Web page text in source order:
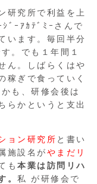
研究所で利益を上
ﾞｰｱｶﾃﾞﾐｰさんで
います。毎回半分
。でも１年間１
ん。しばらくはや
稼ぎで食っていく
も、研修会後は
らかというと支出
ョン研究所 と書い
施設名がやまだリ
も本業は訪問リハ
。私 が研修会で